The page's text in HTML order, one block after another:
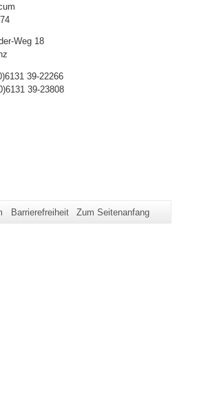
Weg 18
39-22266
39-23808
Barrierefreiheit Zum Seitenanfang